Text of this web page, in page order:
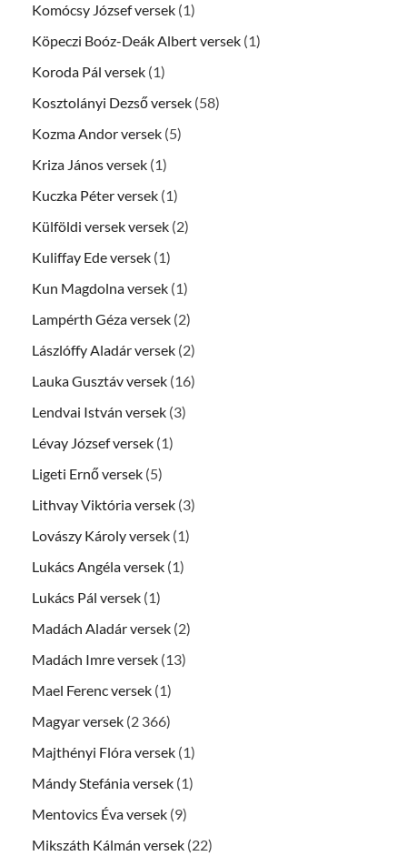
Komócsy József versek (1)
Köpeczi Boóz-Deák Albert versek (1)
Koroda Pál versek (1)
Kosztolányi Dezső versek (58)
Kozma Andor versek (5)
Kriza János versek (1)
Kuczka Péter versek (1)
Külföldi versek versek (2)
Kuliffay Ede versek (1)
Kun Magdolna versek (1)
Lampérth Géza versek (2)
Lászlóffy Aladár versek (2)
Lauka Gusztáv versek (16)
Lendvai István versek (3)
Lévay József versek (1)
Ligeti Ernő versek (5)
Lithvay Viktória versek (3)
Lovászy Károly versek (1)
Lukács Angéla versek (1)
Lukács Pál versek (1)
Madách Aladár versek (2)
Madách Imre versek (13)
Mael Ferenc versek (1)
Magyar versek (2 366)
Majthényi Flóra versek (1)
Mándy Stefánia versek (1)
Mentovics Éva versek (9)
Mikszáth Kálmán versek (22)